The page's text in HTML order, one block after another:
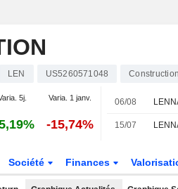
LEN US5260571048
5j. Varia. 1 janv.
-15,74%
06/08
15/07
Société Finances